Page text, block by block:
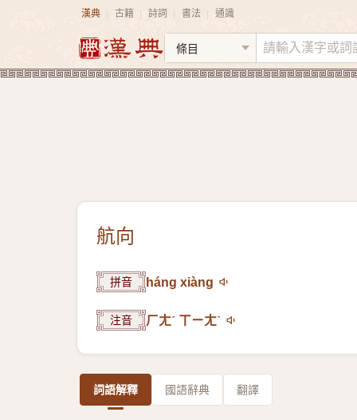
漢典 古籍 詩詞 書法 通識
航向
拼音 háng xiàng
注音 ㄏㄤˊ ㄒㄧㄤˋ
詞語解釋 國語辭典 翻譯